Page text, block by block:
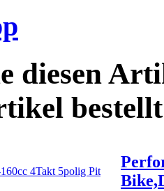
diesen